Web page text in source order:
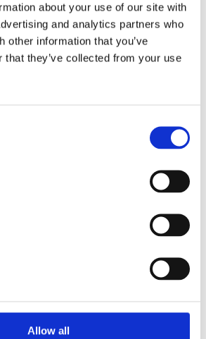
about your use of our site with
and analytics partners who
other information that you’ve
that they’ve collected from your use
Allow all
växande skopmärke. Under år 2020
3000 skopor till använder landet över.
framtagna, inte endast vissa punktinsatser
till slut.
timmar med användarna – maskinisterna –
dem tagit fram skräddarsydda men